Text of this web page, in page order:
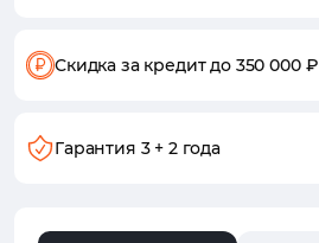
Скидка за кредитдо 350 000 ₽
Гарантия 3 + 2 года